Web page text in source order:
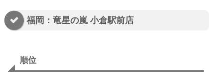
福岡：竜星の嵐 小倉駅前店
順位